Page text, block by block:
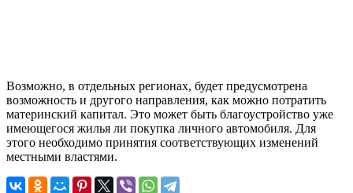
Возможно, в отдельных регионах, будет предусмотрена
возможность и другого направления, как можно потратить
материнский капитал. Это может быть благоустройство уже
имеющегося жилья ли покупка личного автомобиля. Для
этого необходимо принятия соответствующих изменений
местными властями.